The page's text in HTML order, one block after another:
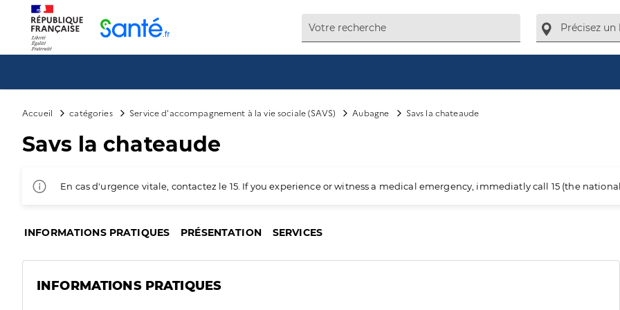
Accueil catégories Service d'accompagnement à la vie sociale (SAVS) Aubagne Savs la chateaude
Savs la chateaude
En cas d'urgence vitale, contactez le 15. If you experience or witness a medical emergency, immediatly call 15 (the
INFORMATIONS PRATIQUES PRÉSENTATION SERVICES
INFORMATIONS PRATIQUES
Panneau de gestion des cookies